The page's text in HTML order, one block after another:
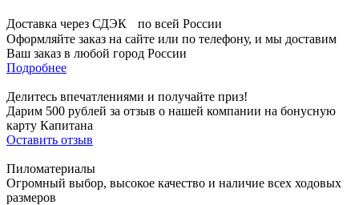
Доставка через СДЭК по всей России
Оформляйте заказ на сайте или по телефону, и мы доставим
Ваш заказ в любой город России
Подробнее
Делитесь впечатлениями и получайте приз!
Дарим 500 рублей за отзыв о нашей компании на бонусную
карту Капитана
Оставить отзыв
Пиломатериалы
Огромный выбор, высокое качество и наличие всех ходовых
размеров